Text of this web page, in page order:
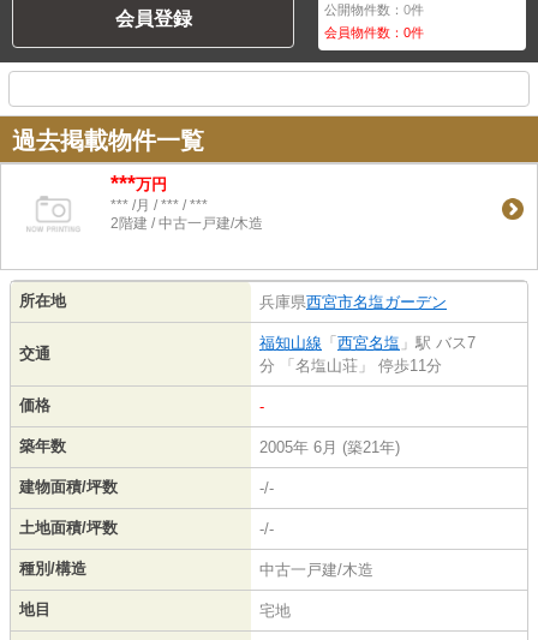
会員登録 公開物件数：0件
会員物件数：0件
過去掲載物件一覧
***万円
*** /月 / *** / ***
2階建 / 中古一戸建/木造
所在地 兵庫県西宮市名塩ガーデン
交通
福知山線 「 西宮名塩 」駅 バス7
分 「名塩山荘」 停歩11分
価格 -
築年数 2005年 6月 (築21年)
建物面積/坪数 -/-
土地面積/坪数 -/-
種別/構造 中古一戸建/木造
地目 宅地